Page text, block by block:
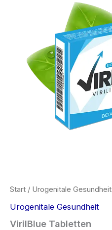
Start / Urogenitale Gesundheit
Urogenitale Gesundheit
VirilBlue Tabletten